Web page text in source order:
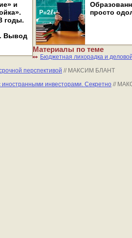
и
годы.
Вывод
просто
Материалы по теме
Бюджетная лихорадка и
перспективой // МАКСИМ БЛАНТ
иностранными инвесторами. Секретно //